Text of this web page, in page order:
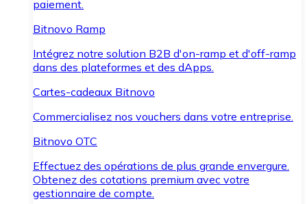
paiement.
Bitnovo Ramp
Intégrez notre solution B2B d'on-ramp et d'off-ramp
dans des plateformes et des dApps.
Cartes-cadeaux Bitnovo
Commercialisez nos vouchers dans votre entreprise.
Bitnovo OTC
Effectuez des opérations de plus grande envergure.
Obtenez des cotations premium avec votre
gestionnaire de compte.